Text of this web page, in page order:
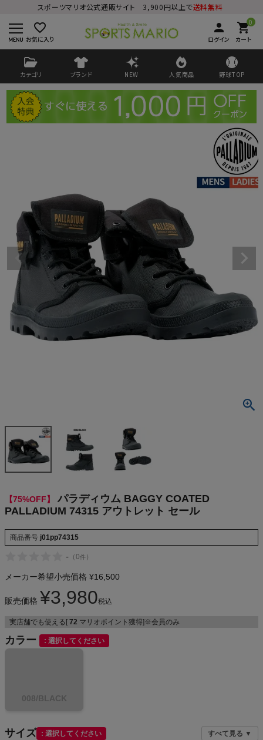
スポーツマリオ公式通販サイト 3,900円以上で送料無料
favorite_border
お気に入り
person
ログイン
0
shopping_cart
カート
カテゴリ ブランド NEW 人気商品 野球TOP
検索
商品が見つからない方はこちら
CHUMS
もっと見る
メンズカジュアルウェア
レディースカジュアルウェア
メンズスポーツウェア
【75%OFF】
パラディウム BAGGY COATED
PALLADIUM 74315 アウトレット セール
商品番号 j01pp74315
- （0件 ）
メーカー希望小売価格 ¥16,500
販売価格 ¥3,980税込
実店舗でも使える[ 72 マリオポイント獲得]※会員のみ
カラー 選択してください
008/BLACK
サイズ 選択してください すべて見る ▼